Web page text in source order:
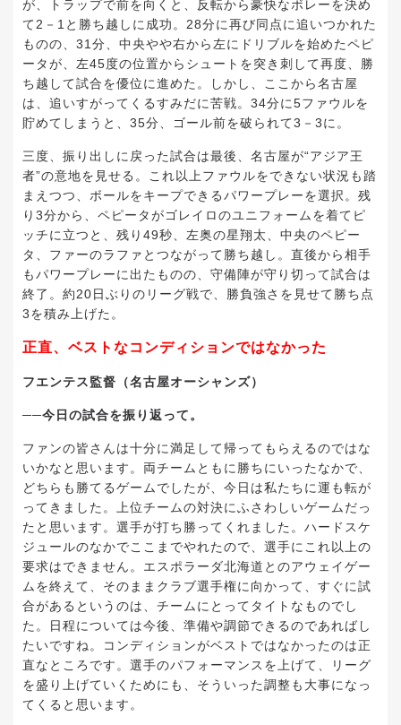
が、トラップで前を向くと、反転から豪快なボレーを決め
て2－1と勝ち越しに成功。28分に再び同点に追いつかれた
ものの、31分、中央やや右から左にドリブルを始めたペピ
ータが、左45度の位置からシュートを突き刺して再度、勝
ち越して試合を優位に進めた。しかし、ここから名古屋
は、追いすがってくるすみだに苦戦。34分に5ファウルを
貯めてしまうと、35分、ゴール前を破られて3－3に。
三度、振り出しに戻った試合は最後、名古屋が“アジア王
者”の意地を見せる。これ以上ファウルをできない状況も踏
まえつつ、ボールをキープできるパワープレーを選択。残
り3分から、ペピータがゴレイロのユニフォームを着てピ
ッチに立つと、残り49秒、左奥の星翔太、中央のペピー
タ、ファーのラファとつながって勝ち越し。直後から相手
もパワープレーに出たものの、守備陣が守り切って試合は
終了。約20日ぶりのリーグ戦で、勝負強さを見せて勝ち点
3を積み上げた。
正直、ベストなコンディションではなかった
フエンテス監督（名古屋オーシャンズ）
──今日の試合を振り返って。
ファンの皆さんは十分に満足して帰ってもらえるのではな
いかなと思います。両チームともに勝ちにいったなかで、
どちらも勝てるゲームでしたが、今日は私たちに運も転が
ってきました。上位チームの対決にふさわしいゲームだっ
たと思います。選手が打ち勝ってくれました。ハードスケ
ジュールのなかでここまでやれたので、選手にこれ以上の
要求はできません。エスポラーダ北海道とのアウェイゲー
ムを終えて、そのままクラブ選手権に向かって、すぐに試
合があるというのは、チームにとってタイトなものでし
た。日程については今後、準備や調節できるのであればし
たいですね。コンディションがベストではなかったのは正
直なところです。選手のパフォーマンスを上げて、リーグ
を盛り上げていくためにも、そういった調整も大事になっ
てくると思います。